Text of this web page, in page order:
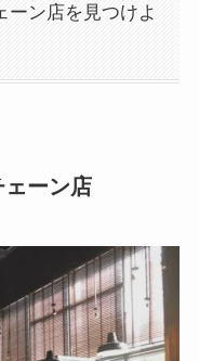
ーン店を見つけよ
ーン店